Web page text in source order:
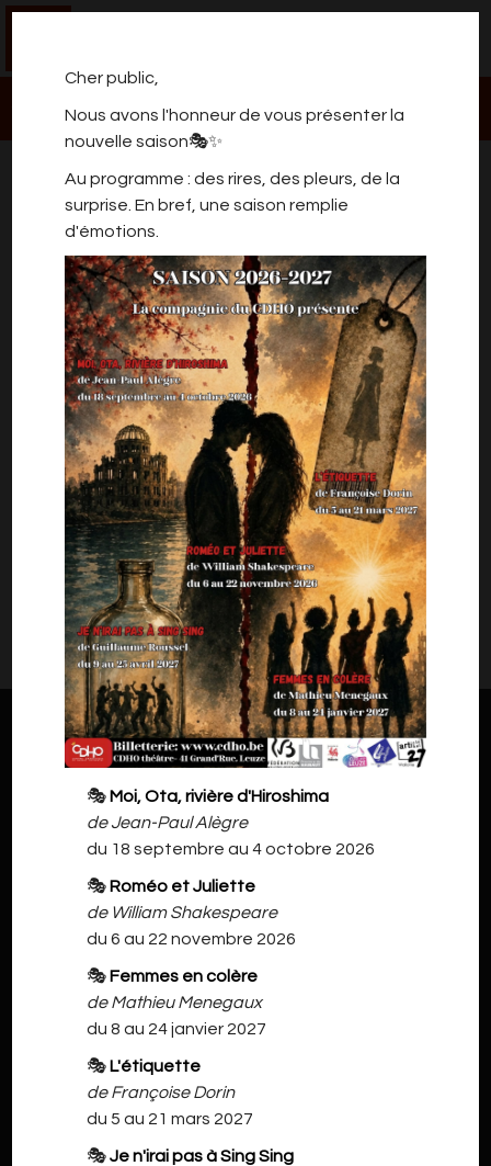
Cher public,
Nous avons l'honneur de vous présenter la
nouvelle saison🎭✨
Au programme : des rires, des pleurs, de la
surprise. En bref, une saison remplie
d'émotions.
🎭 Moi, Ota, rivière d'Hiroshima
de Jean-Paul Alègre
du 18 septembre au 4 octobre 2026
🎭 Roméo et Juliette
de William Shakespeare
du 6 au 22 novembre 2026
🎭 Femmes en colère
de Mathieu Menegaux
du 8 au 24 janvier 2027
🎭 L'étiquette
de Françoise Dorin
du 5 au 21 mars 2027
🎭Je n'irai pas à Sing Sing
Saison 2025 - 2026 - 30/06/2026
00:00 - 5. Tarif PMR
10€/pc
Ce produit est indisponible pour le moment.
DANS LA MÊME CATÉGORIE ...